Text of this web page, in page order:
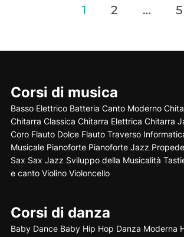
degli
1 2 … 5
Corsi di musica
Basso Elettrico Batteria Canto Moderno
Chitarra Classica Chitarra Elettrica Chitarra
Coro Flauto Dolce Flauto Traverso
Musicale Pianoforte Pianoforte Jazz
Sax Sax Jazz Sviluppo della Musicalità
e canto Violino Violoncello
Corsi di danza
Baby Dance Baby Hip Hop Danza Moderna